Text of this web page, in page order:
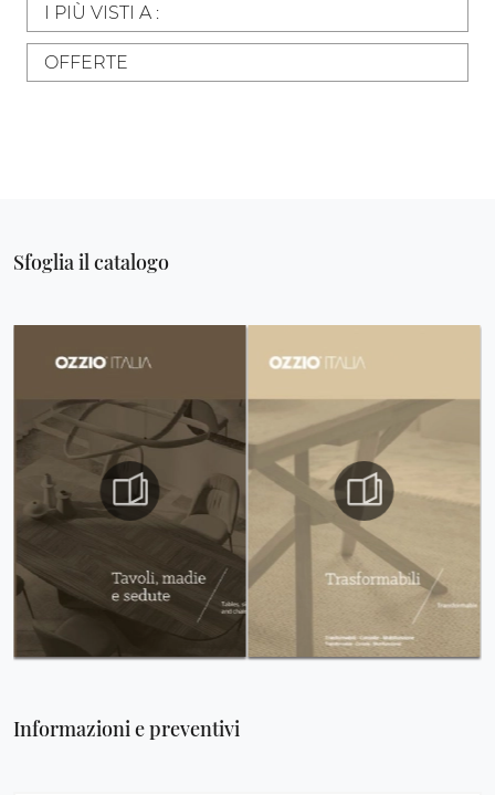
I PIÙ VISTI A :
OFFERTE
Sfoglia il catalogo
Informazioni e preventivi